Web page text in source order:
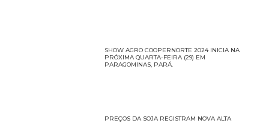
SHOW AGRO COOPERNORTE 2024 INICIA NA
PRÓXIMA QUARTA-FEIRA (29) EM
PARAGOMINAS, PARÁ.
PREÇOS DA SOJA REGISTRAM NOVA ALTA